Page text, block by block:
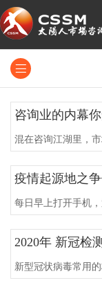
咨询业的内幕
混在咨询江湖里，
疫情起源地之
每日早上打开手机
2020年 新冠检
新型冠状病毒常用